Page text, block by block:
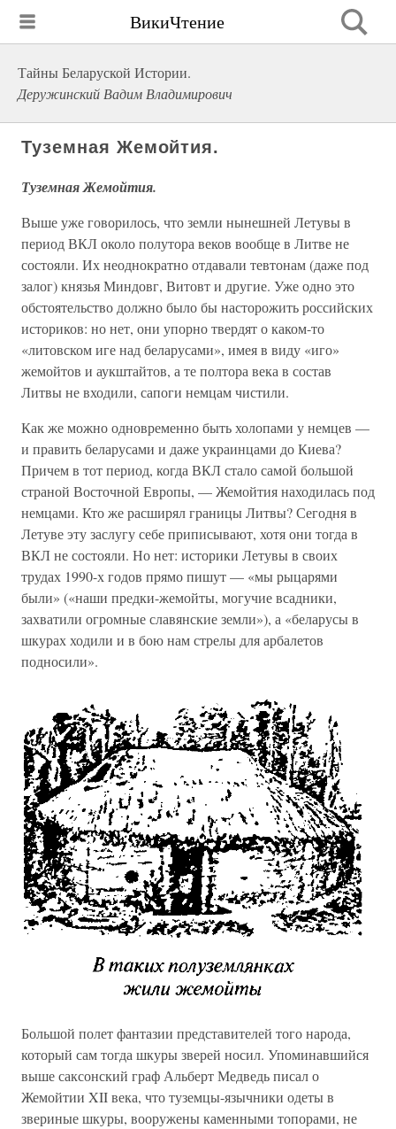
ВикиЧтение
Тайны Беларуской Истории.
Деружинский Вадим Владимирович
Туземная Жемойтия.
Туземная Жемойтия.
Выше уже говорилось, что земли нынешней Летувы в
период ВКЛ около полутора веков вообще в Литве не
состояли. Их неоднократно отдавали тевтонам (даже под
залог) князья Миндовг, Витовт и другие. Уже одно это
обстоятельство должно было бы насторожить российских
историков: но нет, они упорно твердят о каком-то
«литовском иге над беларусами», имея в виду «иго»
жемойтов и аукштайтов, а те полтора века в состав
Литвы не входили, сапоги немцам чистили.
Как же можно одновременно быть холопами у немцев —
и править беларусами и даже украинцами до Киева?
Причем в тот период, когда ВКЛ стало самой большой
страной Восточной Европы, — Жемойтия находилась под
немцами. Кто же расширял границы Литвы? Сегодня в
Летуве эту заслугу себе приписывают, хотя они тогда в
ВКЛ не состояли. Но нет: историки Летувы в своих
трудах 1990-х годов прямо пишут — «мы рыцарями
были» («наши предки-жемойты, могучие всадники,
захватили огромные славянские земли»), а «беларусы в
шкурах ходили и в бою нам стрелы для арбалетов
подносили».
Большой полет фантазии представителей того народа,
который сам тогда шкуры зверей носил. Упоминавшийся
выше саксонский граф Альберт Медведь писал о
Жемойтии XII века, что туземцы-язычники одеты в
звериные шкуры, вооружены каменными топорами, не